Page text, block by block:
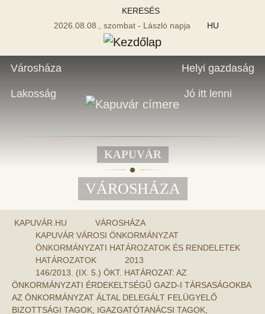
KERESÉS
2026.08.08., szombat - László napja
HU
Városháza
Lakosság
Helyi gazdaság
Jó itt lenni
KAPUVÁR
VÁROSHÁZA
KAPUVÁR.HU
VÁROSHÁZA
KAPUVÁR VÁROSI ÖNKORMÁNYZAT
ÖNKORMÁNYZATI HATÁROZATOK ÉS RENDELETEK
HATÁROZATOK
2013
146/2013. (IX. 5.) ÖKT. HATÁROZAT: AZ
ÖNKORMÁNYZATI ÉRDEKELTSÉGŰ GAZD-I TÁRSASÁGOKBA
AZ ÖNKORMÁNYZAT ÁLTAL DELEGÁLT FELÜGYELŐ
BIZOTTSÁGI TAGOK, IGAZGATÓTANÁCSI TAGOK,